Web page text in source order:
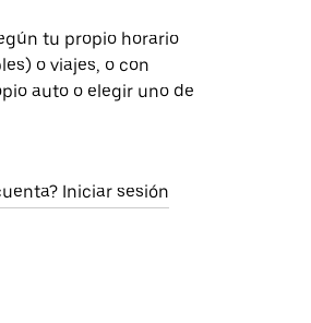
tu propio horario
o viajes, o con
auto o elegir uno de
Iniciar sesión